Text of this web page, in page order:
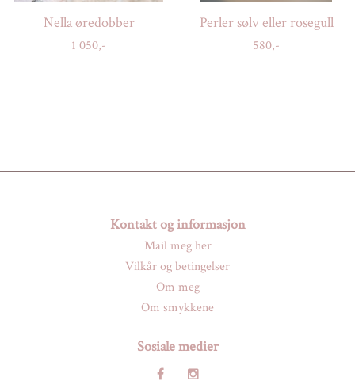
Nella øredobber
1 050,-
Perler sølv eller rosegull
580,-
Kontakt og informasjon
Mail meg her
Vilkår og betingelser
Om meg
Om smykkene
Sosiale medier